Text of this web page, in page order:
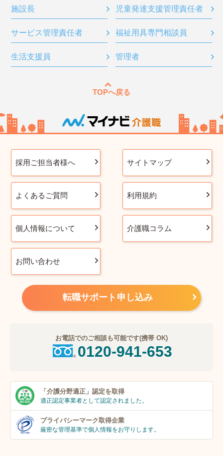
施設長 児童発達支援管理責任者
サービス管理責任者 福祉用具専門相談員
生活支援員 管理者
TOPへ戻る
採用ご担当者様へ サイトマップ
よくあるご質問 利用規約
個人情報について 介護職コラム
お問い合わせ
転職サポート申し込み
お電話でのご相談も可能です(携帯 OK)
0120-941-653
「介護分野適正」 認定を取得
適正認定事業者として認定されました。
プライバシーマーク取得企業
厳密な管理基準で個人情報をお守りします。